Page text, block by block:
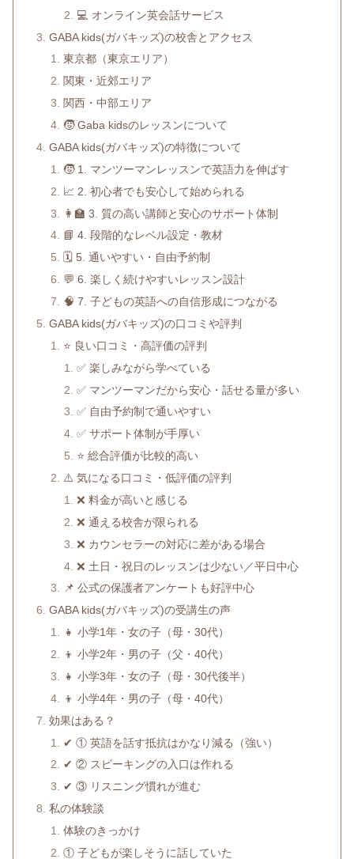
💻 オンライン英会話サービス
GABA kids(ガバキッズ)の校舎とアクセス
東京都（東京エリア）
関東・近郊エリア
関西・中部エリア
🧒 Gaba kidsのレッスンについて
GABA kids(ガバキッズ)の特徴について
🧒 1. マンツーマンレッスンで英語力を伸ばす
📈 2. 初心者でも安心して始められる
👩‍🏫 3. 質の高い講師と安心のサポート体制
📘 4. 段階的なレベル設定・教材
🗓 5. 通いやすい・自由予約制
💬 6. 楽しく続けやすいレッスン設計
🧠 7. 子どもの英語への自信形成につながる
GABA kids(ガバキッズ)の口コミや評判
⭐️ 良い口コミ・高評価の評判
✅ 楽しみながら学べている
✅ マンツーマンだから安心・話せる量が多い
✅ 自由予約制で通いやすい
✅ サポート体制が手厚い
⭐ 総合評価が比較的高い
⚠️ 気になる口コミ・低評価の評判
❌ 料金が高いと感じる
❌ 通える校舎が限られる
❌ カウンセラーの対応に差がある場合
❌ 土日・祝日のレッスンは少ない／平日中心
📌 公式の保護者アンケートも好評中心
GABA kids(ガバキッズ)の受講生の声
👧 小学1年・女の子（母・30代）
👦 小学2年・男の子（父・40代）
👧 小学3年・女の子（母・30代後半）
👦 小学4年・男の子（母・40代）
効果はある？
✔ ① 英語を話す抵抗はかなり減る（強い）
✔ ② スピーキングの入口は作れる
✔ ③ リスニング慣れが進む
私の体験談
体験のきっかけ
① 子どもが楽しそうに話していた